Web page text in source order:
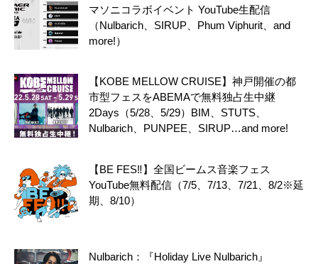
マソニコラボイベント YouTube生配信
（Nulbarich、SIRUP、Phum Viphurit、and
more!）
【KOBE MELLOW CRUISE】神戸開催の都
市型フェスをABEMAで無料独占生中継
2Days（5/28、5/29）BIM、STUTS、
Nulbarich、PUNPEE、SIRUP…and more!
【BE FES‼】全国ビームス音楽フェス
YouTube無料配信（7/5、7/13、7/21、8/2※延
期、8/10）
Nulbarich：『Holiday Live Nulbarich』